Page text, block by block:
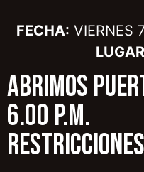
FECHA: VIERNES
ABRIMOS
6.00 P.M.